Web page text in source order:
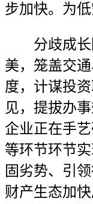
步加快。为
分歧成长
美，笼盖交
度，计谋投
见，提拔办
企业正在手
等环节环节
固劣势、引
财产生态加